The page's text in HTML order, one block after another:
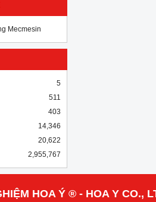
Mecmesin
5
511
403
14,346
20,622
2,955,767
HOA Ý ® - HOA Y CO.,